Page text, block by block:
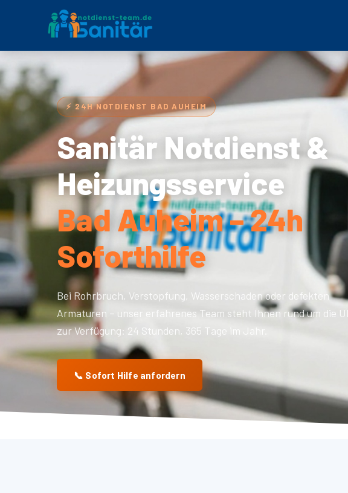
⚡ 24H NOTDIENST BAD AUHEIM
Sanitär Notdienst &
Heizungsservice
Bad Auheim – 24h
Soforthilfe
Bei Rohrbruch, Verstopfung, Wasserschaden oder defekten
Armaturen – unser erfahrenes Team steht Ihnen rund um die
zur Verfügung: 24 Stunden, 365 Tage im Jahr.
📞 Sofort Hilfe anfordern